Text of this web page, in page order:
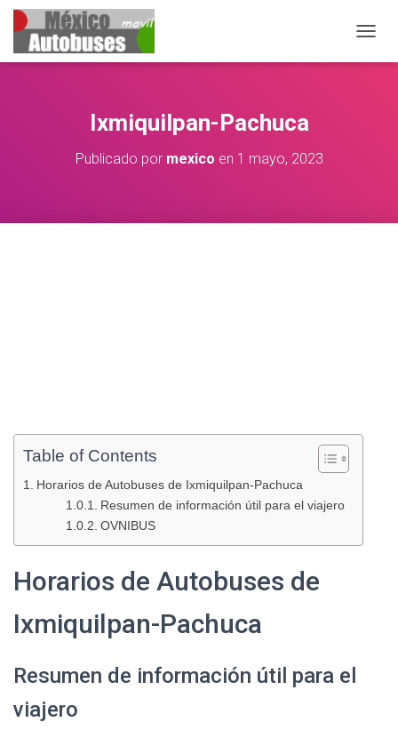
Ixmiquilpan-Pachuca
Publicado por mexico en 1 mayo, 2023
Table of Contents
Horarios de Autobuses de Ixmiquilpan-Pachuca
Resumen de información útil para el viajero
OVNIBUS
Horarios de Autobuses de
Ixmiquilpan-Pachuca
Resumen de información útil para el
viajero